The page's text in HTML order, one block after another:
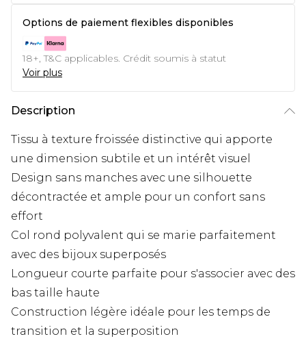
Options de paiement flexibles disponibles
18+, T&C applicables. Crédit soumis à statut
Voir plus
Description
Tissu à texture froissée distinctive qui apporte
une dimension subtile et un intérêt visuel
Design sans manches avec une silhouette
décontractée et ample pour un confort sans
effort
Col rond polyvalent qui se marie parfaitement
avec des bijoux superposés
Longueur courte parfaite pour s'associer avec des
bas taille haute
Construction légère idéale pour les temps de
transition et la superposition